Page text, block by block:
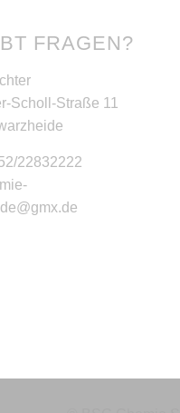
FRAGEN?
Scholl-Straße 11
22832222